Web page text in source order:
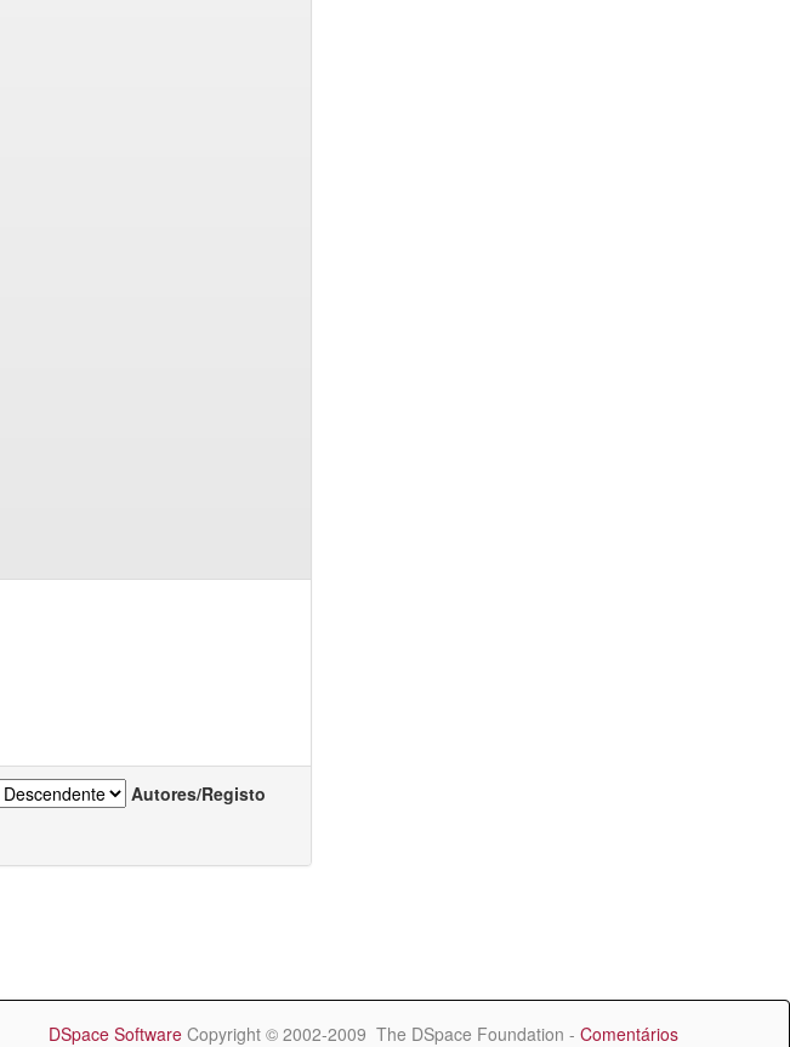
Autores/Registo
DSpace Software Copyright © 2002-2009 The DSpace Foundation - Comentários